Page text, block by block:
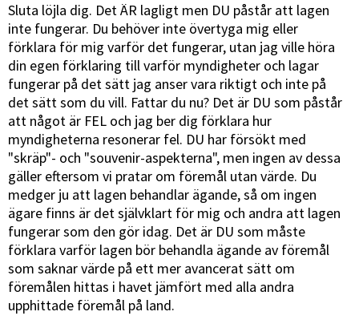
Sluta löjla dig. Det ÄR lagligt men DU påstår att lagen
inte fungerar. Du behöver inte övertyga mig eller
förklara för mig varför det fungerar, utan jag ville höra
din egen förklaring till varför myndigheter och lagar
fungerar på det sätt jag anser vara riktigt och inte på
det sätt som du vill. Fattar du nu? Det är DU som påstår
att något är FEL och jag ber dig förklara hur
myndigheterna resonerar fel. DU har försökt med
"skräp"- och "souvenir-aspekterna", men ingen av dessa
gäller eftersom vi pratar om föremål utan värde. Du
medger ju att lagen behandlar ägande, så om ingen
ägare finns är det självklart för mig och andra att lagen
fungerar som den gör idag. Det är DU som måste
förklara varför lagen bör behandla ägande av föremål
som saknar värde på ett mer avancerat sätt om
föremålen hittas i havet jämfört med alla andra
upphittade föremål på land.